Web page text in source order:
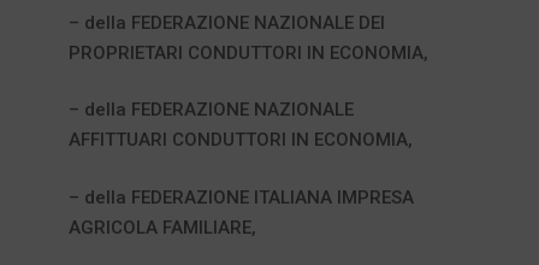
– della FEDERAZIONE NAZIONALE DEI
PROPRIETARI CONDUTTORI IN ECONOMIA,
– della FEDERAZIONE NAZIONALE
AFFITTUARI CONDUTTORI IN ECONOMIA,
– della FEDERAZIONE ITALIANA IMPRESA
AGRICOLA FAMILIARE,